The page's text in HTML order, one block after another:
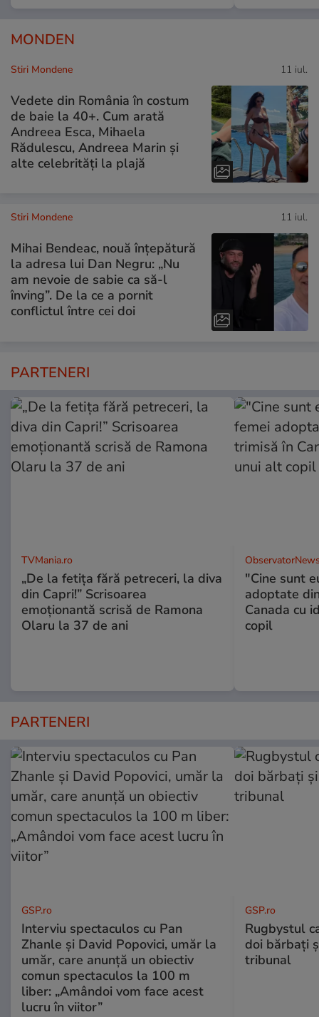
MONDEN
Stiri Mondene 11 iul.
Vedete din România în costum
de baie la 40+. Cum arată
Andreea Esca, Mihaela
Rădulescu, Andreea Marin și
alte celebrități la plajă
Stiri Mondene 11 iul.
Mihai Bendeac, nouă înțepătură
la adresa lui Dan Negru: „Nu
am nevoie de sabie ca să-l
înving”. De la ce a pornit
conflictul între cei doi
PARTENERI
TVMania.ro
„De la fetița fără petreceri, la diva
din Capri!” Scrisoarea
emoționantă scrisă de Ramona
Olaru la 37 de ani
"Cine sunt
adoptate
Canada cu
copil
PARTENERI
GSP.ro
Interviu spectaculos cu Pan
Zhanle și David Popovici, umăr la
umăr, care anunță un obiectiv
comun spectaculos la 100 m
liber: „Amândoi vom face acest
lucru în viitor”
GSP.ro
Rugbystul
doi bărbați
tribunal